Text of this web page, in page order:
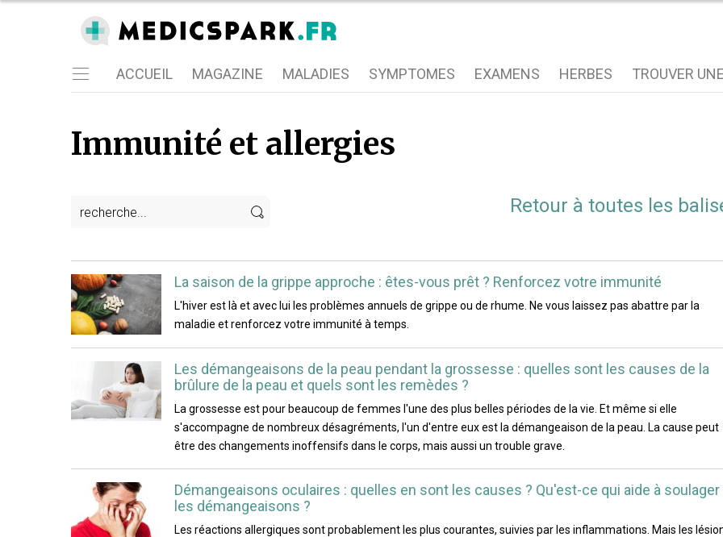
ACCUEIL MAGAZINE MALADIES SYMPTOMES EXAMENS HERBES TROUVER
Immunité et allergies
Retour à toutes les
La saison de la grippe approche : êtes-vous prêt ? Renforcez votre immunité
L'hiver est là et avec lui les problèmes annuels de grippe ou de rhume. Ne vous laissez pas abattre par la
maladie et renforcez votre immunité à temps.
Les démangeaisons de la peau pendant la grossesse : quelles sont les causes de la
brûlure de la peau et quels sont les remèdes ?
La grossesse est pour beaucoup de femmes l'une des plus belles périodes de la vie. Et même si elle
s'accompagne de nombreux désagréments, l'un d'entre eux est la démangeaison de la peau. La cause peut
être des changements inoffensifs dans le corps, mais aussi un trouble grave.
Démangeaisons oculaires : quelles en sont les causes ? Qu'est-ce qui aide à soulager
les démangeaisons ?
Les réactions allergiques sont probablement les plus courantes, suivies par les inflammations. Mais les